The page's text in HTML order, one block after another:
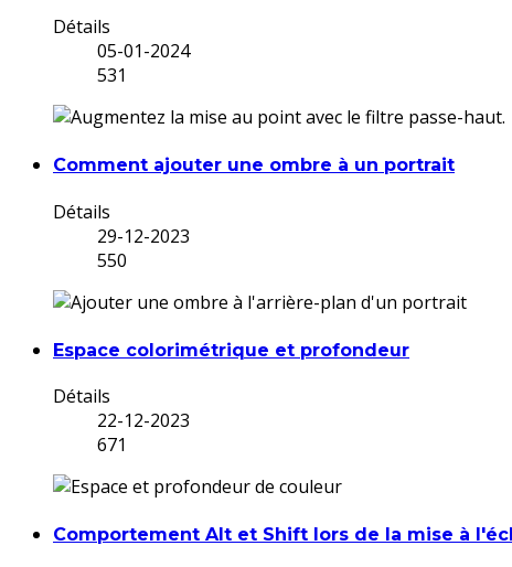
Détails
05-01-2024
531
Comment ajouter une ombre à un portrait
Détails
29-12-2023
550
Espace colorimétrique et profondeur
Détails
22-12-2023
671
Comportement Alt et Shift lors de la mise à